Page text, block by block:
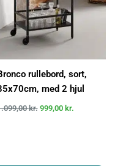
rullebord, sort,
med 2 hjul
kr. 999,00 kr.